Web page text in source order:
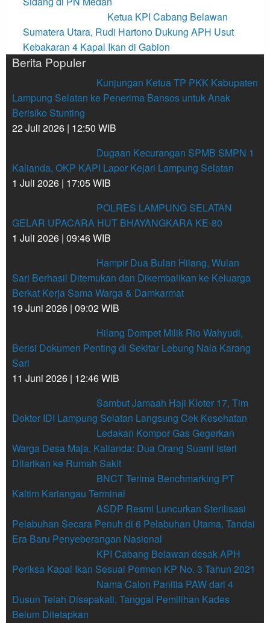
Ketua KPI Cabang Belawan
Sumatera Utara, Rudi Hartono Dukung APH Usut
Kebakaran 4 Kapal Ikan di Gabion
Berita Populer
Kunjungan Ketua TP PKK Kabupaten
Lampung Selatan ke Penerima Bansos untuk Anak
Berisiko Stunting
22 Juli 2026 | 12:50 WIB
Dugaan Kecurangan SPMB SMPN 1
Kalianda, OKP KAPI Lapor Kejari Lampung Selatan
1 Juli 2026 | 17:05 WIB
POLRES LAMPUNG SELATAN
GELAR UPACARA HUT BHAYANGKARA KE-80
1 Juli 2026 | 09:46 WIB
Hampir Dua Bulan Hilang, Wulan
Sari Berhasil Ditemukan dan Dikembalikan ke Keluarga
Berkat Kerja Sama Warga & Damkarmat
19 Juni 2026 | 09:02 WIB
Hilang Dompet Milik Rio Wahyudi,
Berisi Dokumen Penting di Sekitar Lebung Nala Karang
Sari
11 Juni 2026 | 12:46 WIB
Sambut Jamaah Haji Kloter 17, Tim
Dokter IDI Lampung Selatan Langsung Cek Kesehatan
Ledakan Kompor Gas Gegerkan
Warga Desa Maja, Kalianda: Dua Orang Suami Isteri
Dilarikan ke Rumah Sakit
BNCT Terima Benchmarking PT
Kaltim Kariangau Terminal
ASDP Resmi Luncurkan Sterilisasi
Pelabuhan Secara Penuh di 6 Pelabuhan Utama, Tandai
Era Baru Penyeberangan Nasional
KPI Cabang Belawan desak APH
Periksa Kapal Ikan Sesuai Permen KP No. 3 Tahun 2021
Nama Calon Panitia PAW dari 4
Dusun Telah Disepakati, Tanggal Pemilihan Kades
Belum Ditetapkan